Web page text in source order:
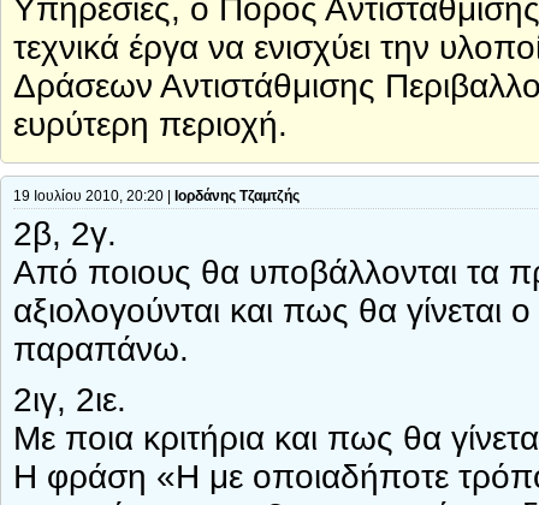
Υπηρεσίες, ο Πόρος
τεχνικά έργα να ενισχύει την
Δράσεων Αντιστάθμισης
ευρύτερη περιοχή.
19 Ιουλίου 2010, 20:20 | Ιορδάνης Τζαμτζής
2β, 2γ.
Από ποιους θα υποβάλλονται τα
αξιολογούνται και πως θα
παραπάνω.
2ιγ, 2ιε.
Με ποια κριτήρια και πως θα
Η φράση «Η με οποιαδήποτε